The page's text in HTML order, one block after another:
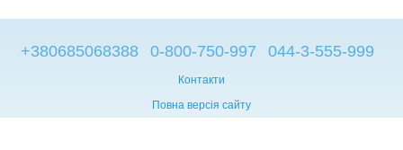
+380685068388 0-800-750-997 044-3-555-999
Контакти
Повна версія сайту